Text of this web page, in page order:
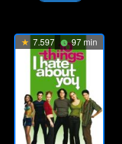
7.597 97 min